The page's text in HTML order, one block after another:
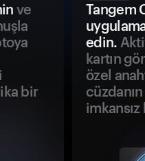
ve
bir
Tangem
edin.
kartın
özel